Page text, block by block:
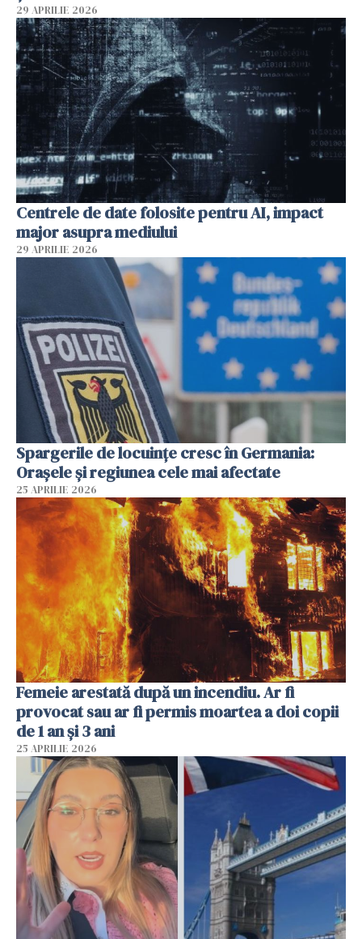
29 APRILIE 2026
Centrele de date folosite pentru AI, impact
major asupra mediului
29 APRILIE 2026
Spargerile de locuințe cresc în Germania:
Orașele și regiunea cele mai afectate
25 APRILIE 2026
Femeie arestată după un incendiu. Ar fi
provocat sau ar fi permis moartea a doi copii
de 1 an și 3 ani
25 APRILIE 2026